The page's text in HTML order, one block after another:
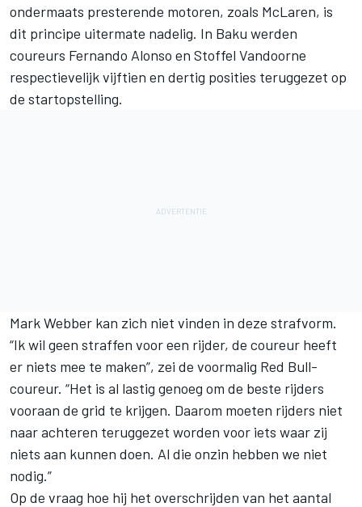
ondermaats presterende motoren, zoals McLaren, is
dit principe uitermate nadelig. In Baku werden
coureurs Fernando Alonso en Stoffel Vandoorne
respectievelijk vijftien en dertig posities teruggezet op
de startopstelling.
Mark Webber kan zich niet vinden in deze strafvorm.
“Ik wil geen straffen voor een rijder, de coureur heeft
er niets mee te maken”, zei de voormalig Red Bull-
coureur. “Het is al lastig genoeg om de beste rijders
vooraan de grid te krijgen. Daarom moeten rijders niet
naar achteren teruggezet worden voor iets waar zij
niets aan kunnen doen. Al die onzin hebben we niet
nodig.”
Op de vraag hoe hij het overschrijden van het aantal